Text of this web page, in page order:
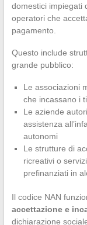
domestici impiegati
operatori che
pagamento.
Questo include
grande pubblico:
Le associazioni
che incassano i
Le aziende
assistenza
autonomi
Le strutture di
ricreativi o
prefinanziati in
Il codice NAN
accettazione e
dichiarazione